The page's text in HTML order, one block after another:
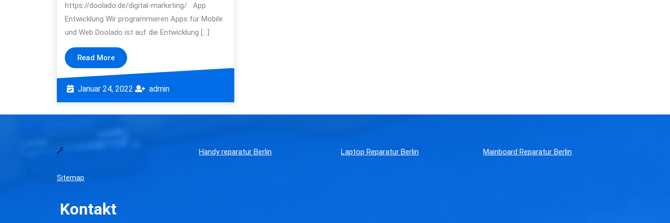
https://doolado.de/digital-marketing/ App
Entwicklung Wir programmieren Apps für Mobile
und Web Doolado ist auf die Entwicklung […]
Read MoreRead
More
Januar 24, 2022 Januar
24,
adminadmin
Sitemap
Kontakt
Handy reparatur Berlin Laptop Reparatur Berlin Mainboard Reparatur Berlin